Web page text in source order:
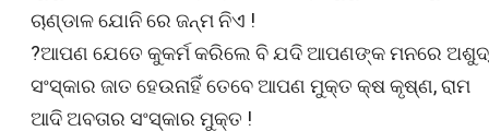
ଚାଣ୍ଡାଳ ଯୋନି ରେ ଜନ୍ମ ନିଏ !
?ଆପଣ ଯେତେ କୁକର୍ମ କରିଲେ ବି ଯଦି ଆପଣଙ୍କ ମନରେ
ସଂସ୍କାର ଜାତ ହେଉନାହିଁ ତେବେ ଆପଣ ମୁକ୍ତ କ୍ଷ କୃଷ୍ଣ, ରାମ
ଆଦି ଅବତାର ସଂସ୍କାର ମୁକ୍ତ !